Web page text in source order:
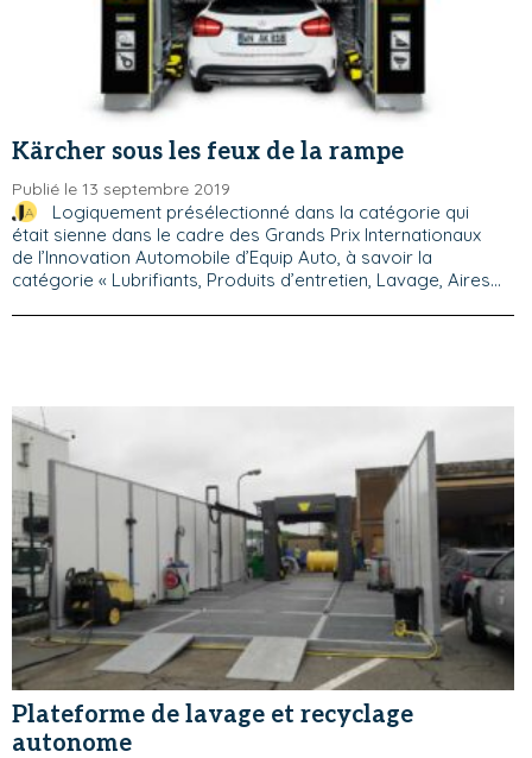
Kärcher sous les feux de la rampe
Publié le 13 septembre 2019
Logiquement présélectionné dans la catégorie qui
était sienne dans le cadre des Grands Prix Internationaux
de l’Innovation Automobile d’Equip Auto, à savoir la
catégorie « Lubrifiants, Produits d’entretien, Lavage, Aires...
Plateforme de lavage et recyclage
autonome